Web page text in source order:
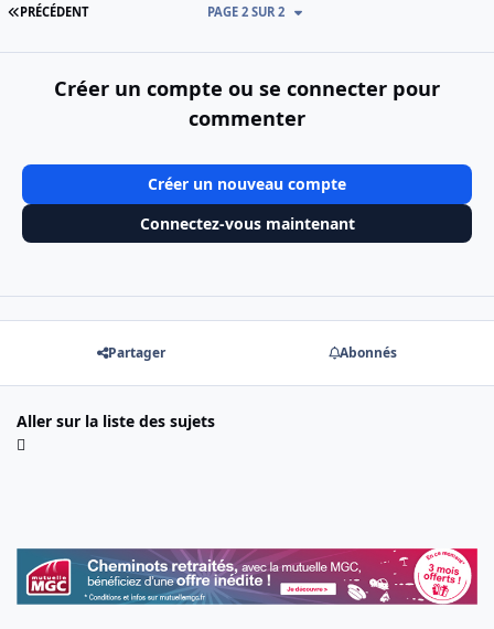
PREMIÈRE PAGE
PRÉCÉDENT PAGE 2 SUR 2
Créer un compte ou se connecter pour
commenter
Créer un nouveau compte
Connectez-vous maintenant
Partager Abonnés
Aller sur la liste des sujets